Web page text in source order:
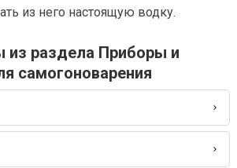
из него настоящую водку.
из раздела Приборы и
самогоноварения